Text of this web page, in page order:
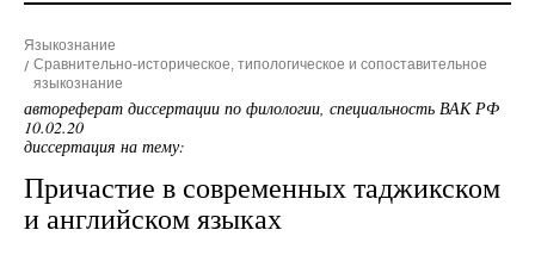
Языкознание
Сравнительно-историческое, типологическое и сопоставительное
языкознание
автореферат диссертации по филологии, специальность ВАК РФ
10.02.20
диссертация на тему:
Причастие в современных таджикском
и английском языках